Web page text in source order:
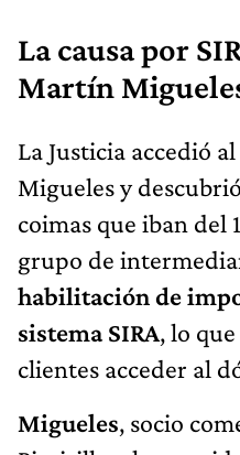
La causa por
Martín
La Justicia accedió
Migueles y
coimas que iban del
grupo de
habilitación de
sistema SIRA, lo
clientes acceder al
Migueles, socio